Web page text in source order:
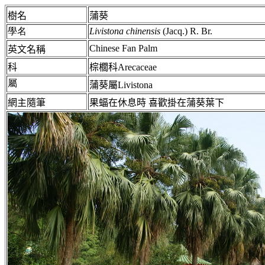
樹名
蒲葵
學名
Livistona chinensis (Jacq.) R. Br.
英文名稱
Chinese Fan Palm
科
棕櫚科Arecaceae
屬
蒲葵屬Livistona
網主隨筆
果蝠在休息時 喜歡掛在蒲葵葉下